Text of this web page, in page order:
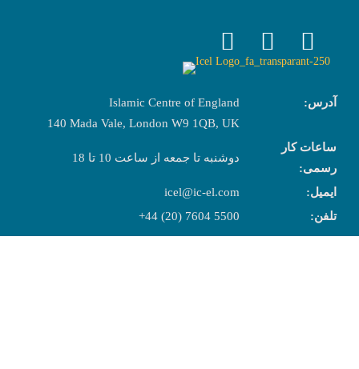
Islamic Centre of England
140 Mada Vale, London W9 1QB, UK
آدرس:
دوشنبه تا جمعه از ساعت 10 تا 18
ساعات کار
رسمی:
icel@ic-el.com
ایمیل:
+44 (20) 7604 5500
تلفن: